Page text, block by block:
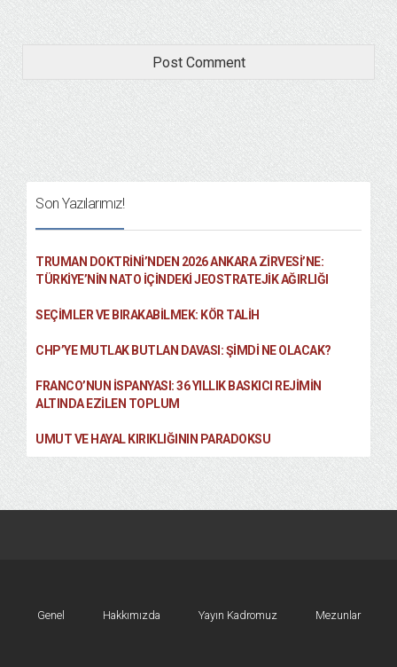
Son Yazılarımız!
TRUMAN DOKTRINI’NDEN 2026 ANKARA ZIRVESI’NE:
TÜRKIYE’NIN NATO İÇINDEKI JEOSTRATEJIK AĞIRLIĞI
SEÇIMLER VE BIRAKABILMEK: KÖR TALIH
CHP’YE MUTLAK BUTLAN DAVASI: ŞİMDİ NE OLACAK?
FRANCO’NUN İSPANYASI: 36 YILLIK BASKICI REJIMIN
ALTINDA EZILEN TOPLUM
UMUT VE HAYAL KIRIKLIĞININ PARADOKSU
Genel Hakkımızda Yayın Kadromuz Mezunlar